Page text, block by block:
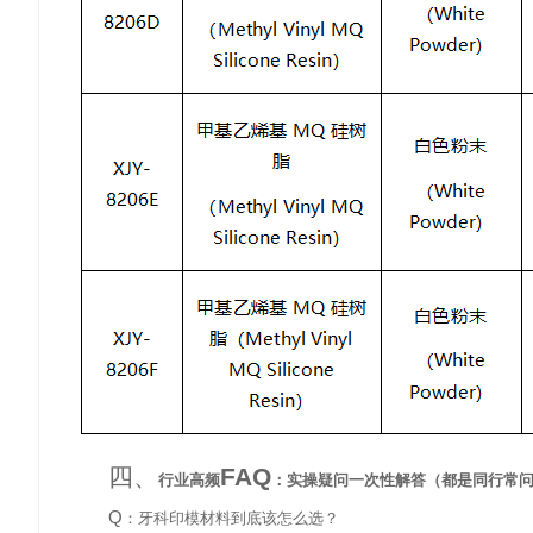
四、 行业高频FAQ ：实操疑问一次性解答（都是同行常
Q ：牙科印模材料到底该怎么选？